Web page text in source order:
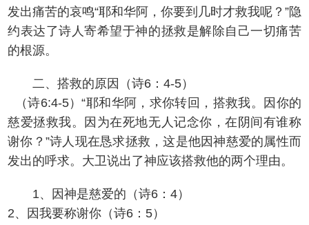
发出痛苦的哀鸣“耶和华阿，你要到几时才救我呢？”隐
约表达了诗人寄希望于神的拯救是解除自己一切痛苦
的根源。
二、搭救的原因（诗6：4-5）
（诗6:4-5）“耶和华阿，求你转回，搭救我。因你的
慈爱拯救我。因为在死地无人记念你，在阴间有谁称
谢你？”诗人现在恳求拯救，这是他因神慈爱的属性而
发出的呼求。大卫说出了神应该搭救他的两个理由。
1、因神是慈爱的（诗6：4）
2、因我要称谢你（诗6：5）